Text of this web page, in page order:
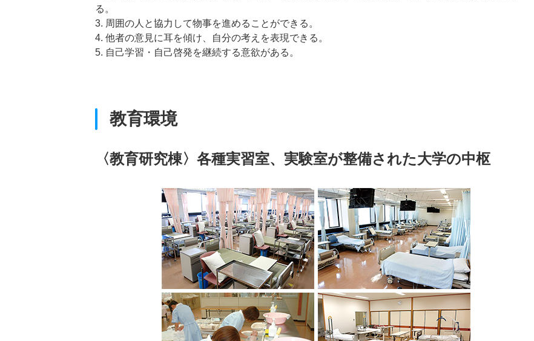
る。
3. 周囲の人と協力して物事を進めることができる。
4. 他者の意見に耳を傾け、自分の考えを表現できる。
5. 自己学習・自己啓発を継続する意欲がある。
教育環境
〈教育研究棟〉各種実習室、実験室が整備された大学の中枢